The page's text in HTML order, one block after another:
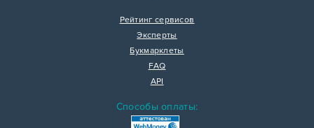
Рейтинг сервисов
Эксперты
Букмарклеты
FAQ
API
Способы оплаты: